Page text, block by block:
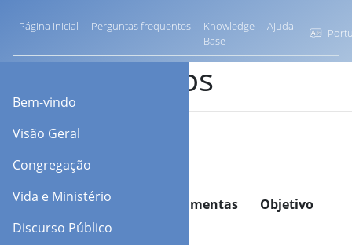
Página Inicial Perguntas frequentes
Knowledge
Base
Ajuda
Bem-vindo
Visão Geral
Congregação
Vida e Ministério
Discurso Público
Esboços
Barra de ferramentas Objetivo